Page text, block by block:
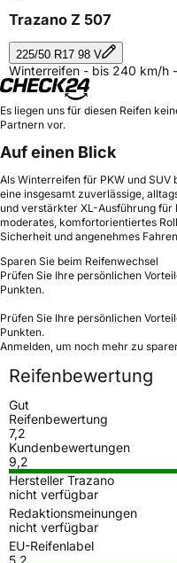
Trazano Z 507
225/50 R17 98 V
Winterreifen - bis 240 km/h
Es liegen uns für diesen Reifen
Partnern vor.
Auf einen Blick
Als Winterreifen für PKW und SUV
eine insgesamt zuverlässige,
und verstärkter XL-Ausführung für
moderates, komfortorientiertes
Sicherheit und angenehmes
Sparen Sie beim Reifenwechsel
Prüfen Sie Ihre persönlichen
Punkten.
Prüfen Sie Ihre persönlichen
Punkten.
Anmelden, um noch mehr zu
Reifenbewertung
Gut
Reifenbewertung
7,2
Kundenbewertungen
9,2
Hersteller Trazano
nicht verfügbar
Redaktionsmeinungen
nicht verfügbar
EU-Reifenlabel
5,2